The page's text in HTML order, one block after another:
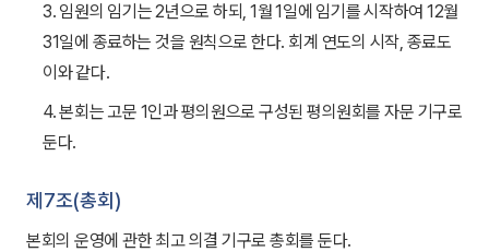
3. 임원의 임기는 2년으로 하되, 1월 1일에 임기를 시작하여 12월
31일에 종료하는 것을 원칙으로 한다. 회계 연도의 시작, 종료도
이와 같다.
4. 본회는 고문 1인과 평의원으로 구성된 평의원회를 자문 기구로
둔다.
제7조(총회)
본회의 운영에 관한 최고 의결 기구로 총회를 둔다.